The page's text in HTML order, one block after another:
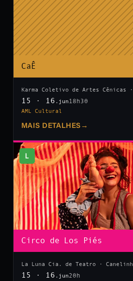
CaÊ
Karma Coletivo de Artes Cênicas
15 · 16 .jun 18h30
AML Cultural
MAIS DETALHES →
L
Circo de Los Piés
La Luna Cia. de Teatro ·
15 · 16 .jun20h